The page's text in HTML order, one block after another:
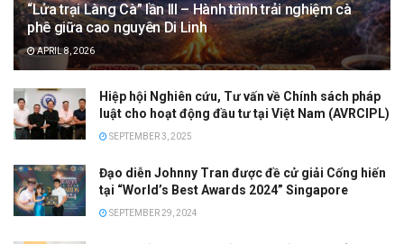
“Lửa trại Làng Cà” lần III – Hành trình trải nghiệm cà
phê giữa cao nguyên Di Linh
APRIL 8, 2026
Hiệp hội Nghiên cứu, Tư vấn về Chính sách pháp
luật cho hoạt động đầu tư tại Việt Nam (AVRCIPL)
SEPTEMBER 3, 2025
Đạo diễn Johnny Tran được đề cử giải Cống hiến
tại “World’s Best Awards 2024” Singapore
SEPTEMBER 29, 2024